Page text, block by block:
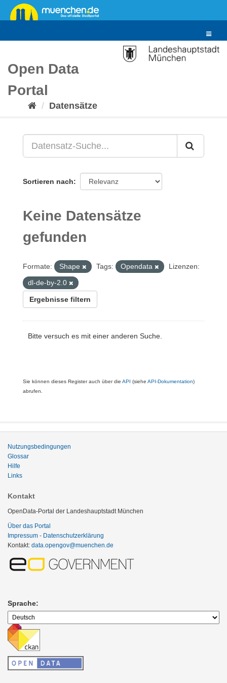
Überspringen
zum
Toggle
Open Data
Portal
Datensätze
Sortieren nach
Keine Datensätze
gefunden
Formate: Shape Tags: Opendata
Lizenzen:
dl-de-by-2.0
Ergebnisse filtern
Bitte versuch es mit einer anderen Suche.
Sie können dieses Register auch über die API (siehe API-Dokumentation)
abrufen.
Nutzungsbedingungen
Glossar
Hilfe
Links
Kontakt
OpenData-Portal der Landeshauptstadt München
Über das Portal
Impressum - Datenschutzerklärung
Kontakt: data.opengov@muenchen.de
Sprache